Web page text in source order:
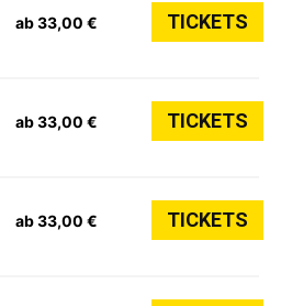
ab 33,00 € TICKETS
ab 33,00 € TICKETS
ab 33,00 € TICKETS